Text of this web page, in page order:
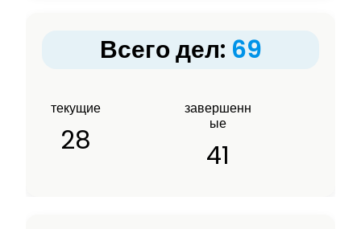
Всего дел: 69
текущие
28
завершенн
ые
41